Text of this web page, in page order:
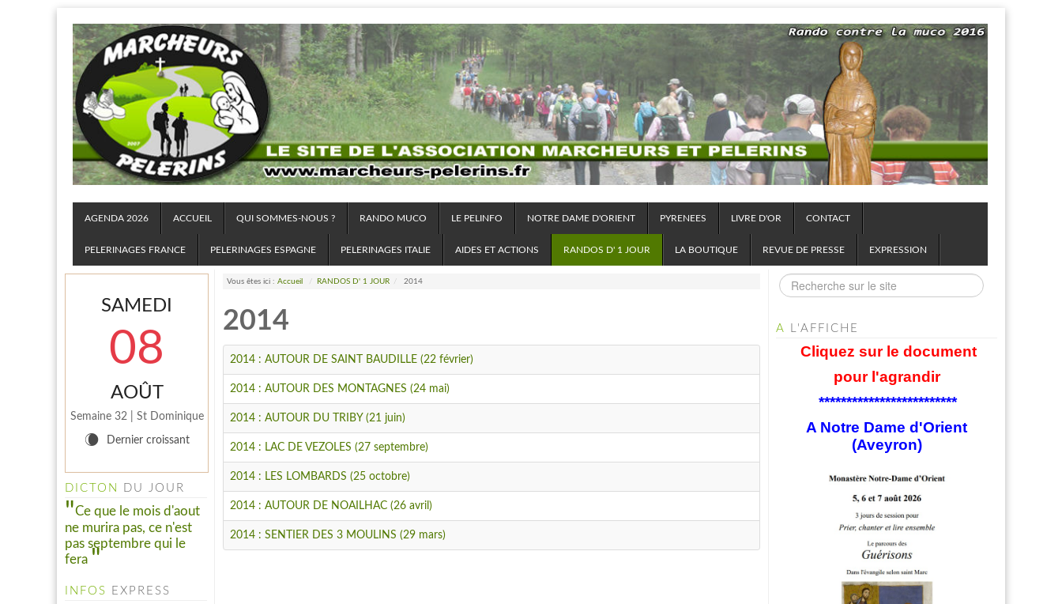
AGENDA 2026 ACCUEIL QUI SOMMES-NOUS ? RANDO MUCO LE PELINFO NOTRE DAME D'ORIENT PYRENEES LIVRE D'OR CONTACT
PELERINAGES FRANCE PELERINAGES ESPAGNE PELERINAGES ITALIE AIDES ET ACTIONS RANDOS D' 1 JOUR LA BOUTIQUE REVUE DE PRESSE EXPRESSION
Vous êtes ici : Accueil / RANDOS D' 1 JOUR / 2014
2014
2014 : AUTOUR DE SAINT BAUDILLE (22 février)
2014 : AUTOUR DES MONTAGNES (24 mai)
2014 : AUTOUR DU TRIBY (21 juin)
2014 : LAC DE VEZOLES (27 septembre)
2014 : LES LOMBARDS (25 octobre)
2014 : AUTOUR DE NOAILHAC (26 avril)
2014 : SENTIER DES 3 MOULINS (29 mars)
SAMEDI
08
AOÛT
Semaine 32 | St Dominique
W Dernier croissant
DICTON DU JOUR
Ce que le mois d'aout
ne murira pas, ce n'est
pas septembre qui le
fera
INFOS EXPRESS
INFO PELINFO
Le PELINFO N° 109 du 1
juillet 2026 vient de sortir : A
consulter à la rubrique "LE
PELINFO"...
A L'AFFICHE
Cliquez sur le document
pour l'agrandir
*************************
A Notre Dame d'Orient
(Aveyron)